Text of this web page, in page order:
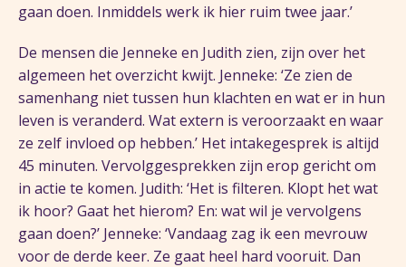
gaan doen. Inmiddels werk ik hier ruim twee jaar.’
De mensen die Jenneke en Judith zien, zijn over het
algemeen het overzicht kwijt. Jenneke: ‘Ze zien de
samenhang niet tussen hun klachten en wat er in hun
leven is veranderd. Wat extern is veroorzaakt en waar
ze zelf invloed op hebben.’ Het intakegesprek is altijd
45 minuten. Vervolggesprekken zijn erop gericht om
in actie te komen. Judith: ‘Het is filteren. Klopt het wat
ik hoor? Gaat het hierom? En: wat wil je vervolgens
gaan doen?’ Jenneke: ‘Vandaag zag ik een mevrouw
voor de derde keer. Ze gaat heel hard vooruit. Dan